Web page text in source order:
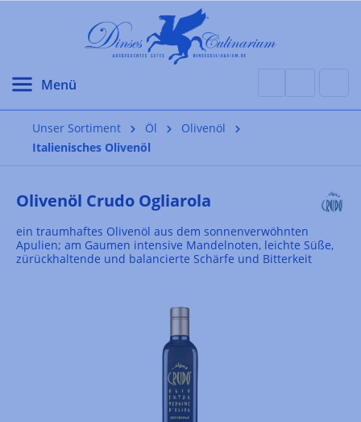
Unser Sortiment Öl
Olivenöl
Italienisches Olivenöl
Olivenöl Crudo Ogliarola
ein traumhaftes Olivenöl aus dem sonnenverwöhnten
Apulien; am Gaumen intensive Mandelnoten, leichte Süße,
zürückhaltende und balancierte Schärfe und Bitterkeit